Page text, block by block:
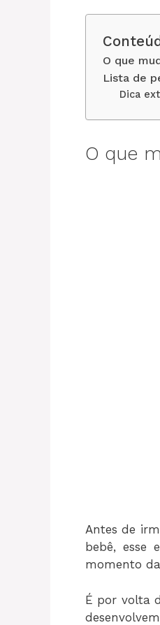
O que
Lista de
Dica
O que
Antes de
bebê,
momento
É por volta